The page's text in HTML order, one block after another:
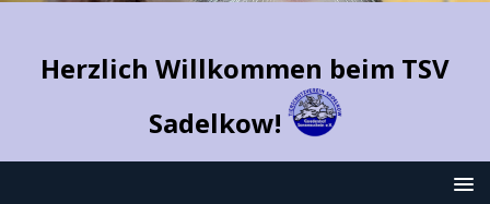
Herzlich Willkommen beim TSV
Sadelkow!